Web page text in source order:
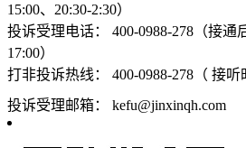
15:00、20:30-2:30）
投诉受理电话：
400-0988-278（接通
17:00）
打非投诉热线：
400-0988-278（ 接听
投诉受理邮箱：
kefu@jinxinqh.com